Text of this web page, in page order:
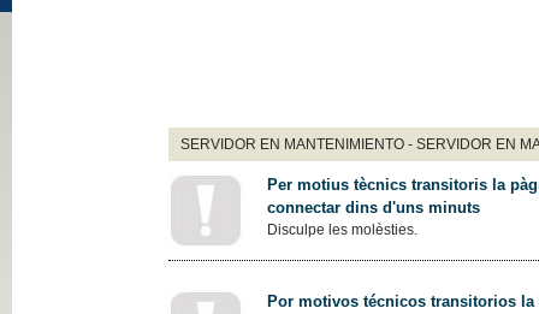
SERVIDOR EN MANTENIMIENTO - SERVIDOR EN
Per motius tècnics transitoris la
connectar dins d'uns minuts
Disculpe les molèsties.
Por motivos técnicos transitorios